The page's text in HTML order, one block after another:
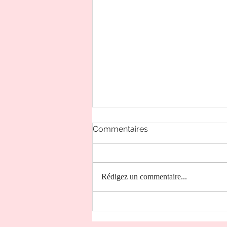
Commentaires
Rédigez un commentaire...